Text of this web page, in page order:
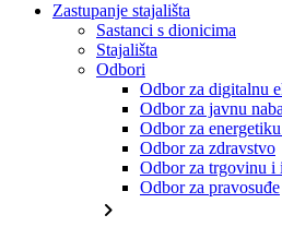
Zastupanje stajališta
Sastanci s dionicima
Stajališta
Odbori
Odbor za digitalnu
Odbor za javnu
Odbor za
Odbor za zdravstvo
Odbor za trgovinu i
Odbor za pravosuđe
chevron_right